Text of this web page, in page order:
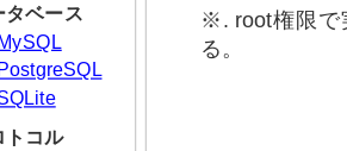
タベース
PostgreSQL
トコル
※. root権限で
る。